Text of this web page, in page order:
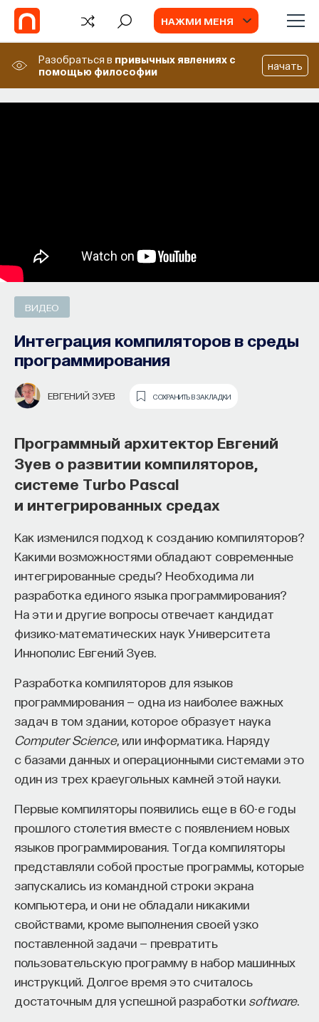
НАЖМИ МЕНЯ
Разобраться в привычных явлениях с
помощью философии
начать
ВИДЕО
Интеграция компиляторов в среды
программирования
ЕВГЕНИЙ ЗУЕВ СОХРАНИТЬ В ЗАКЛАДКИ
Программный архитектор Евгений
Зуев о развитии компиляторов,
системе Turbo Pascal
и интегрированных средах
Как изменился подход к созданию компиляторов?
Какими возможностями обладают современные
интегрированные среды? Необходима ли
разработка единого языка программирования?
На эти и другие вопросы отвечает кандидат
физико-математических наук Университета
Иннополис Евгений Зуев.
Разработка компиляторов для языков
программирования — одна из наиболее важных
задач в том здании, которое образует наука
Computer Science, или информатика. Наряду
с базами данных и операционными системами это
один из трех краеугольных камней этой науки.
Первые компиляторы появились еще в 60-е годы
прошлого столетия вместе с появлением новых
языков программирования. Тогда компиляторы
представляли собой простые программы, которые
запускались из командной строки экрана
компьютера, и они не обладали никакими
свойствами, кроме выполнения своей узко
поставленной задачи — превратить
пользовательскую программу в набор машинных
инструкций. Долгое время это считалось
достаточным для успешной разработки software.
Нормы цифровой грамотности
ОКСАНА МОРОЗ СОХРАНИТЬ В ЗАКЛАДКИ
Культуролог Оксана Мороз о понятии
среды и типах информационной
и цифровой грамотности
Прежде чем начинать разговор о понятии
«цифровая грамотность», то естьDigital Literacy
знакомом понятии Media Literacy
(медиаграмотность). Это понятие вошло в оборот
довольно давно, в 1930–1940-е годы. Его
обсуждали и журналисты, и медиаисследователи,
и медиаменеджеры, и оно было связано
с пониманием того, что медиа может стать
пространством пропаганды, пространством
манипулятивных практик. И массовому человеку,
который в тот момент уже существовал,
разумеется, необходимо каким-то образом
транслировать представления о тех навыках
и умениях, которыми он должен обладать, чтобы
с этой информацией каким-то образом
условно медиапотребление было действительно
качественным, ответственным, что очень важно.
На данный момент направление
медиаграмотности развивается довольно давно
и сейчас в формате медиаобразования уже
вошло в учебные планы и программы дисциплин
разного рода учебных заведений и программ
подготовки. При этом надо сказать, что это
понятие развивалось не только с точки зрения
педагогических практик, но и с точки зрения